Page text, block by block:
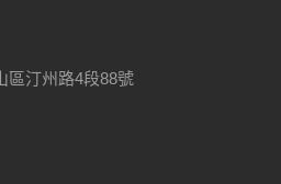
區汀州路4段88號